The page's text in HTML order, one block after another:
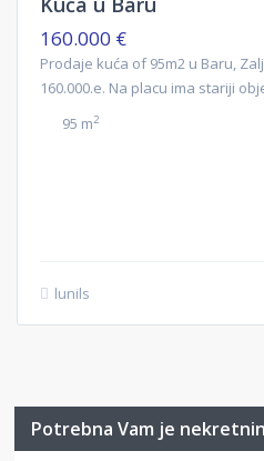
160.000 €
Prodaje kuća of 95m2 u Baru,
160.000.e. Na placu ima stariji
95 m2
lunils
Potrebna Vam je